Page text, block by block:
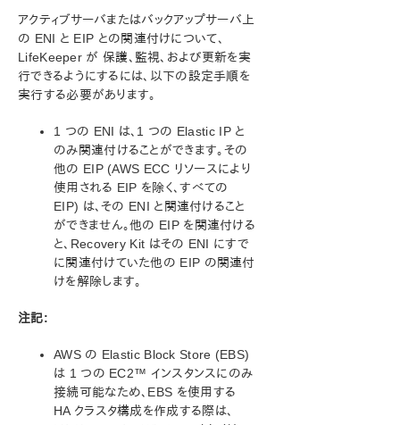
アクティブサーバまたはバックアップサーバ上
の ENI と EIP との関連付けについて、
LifeKeeper が 保護、監視、および更新を実
行できるようにするには、以下の設定手順を
実行する必要があります。
1 つの ENI は、1 つの Elastic IP と
のみ関連付けることができます。その
他の EIP (AWS ECC リソースにより
使用される EIP を除く、すべての
EIP) は、その ENI と関連付けること
ができません。他の EIP を関連付ける
と、Recovery Kit はその ENI にすで
に関連付けていた他の EIP の関連付
けを解除します。
注記:
AWS の Elastic Block Store (EBS)
は 1 つの EC2™ インスタンスにのみ
接続可能なため、EBS を使用する
HA クラスタ構成を作成する際は、